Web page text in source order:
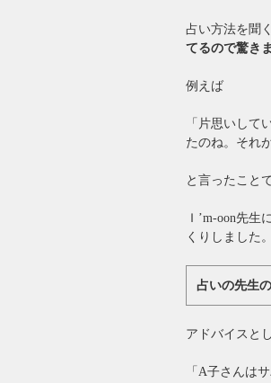
占い方法を聞
てるので驚き
例えば
「片思いして
たのね。それ
と言ったこと
Ｉ’m-oon先
くりしました。
占いの先生
アドバイスと
「A子さんは